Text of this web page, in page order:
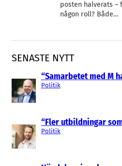
SENASTE NYTT
“Samarbetet med M
Politik
“Fler utbildningar
Politik
posten halverats
någon roll? Både…